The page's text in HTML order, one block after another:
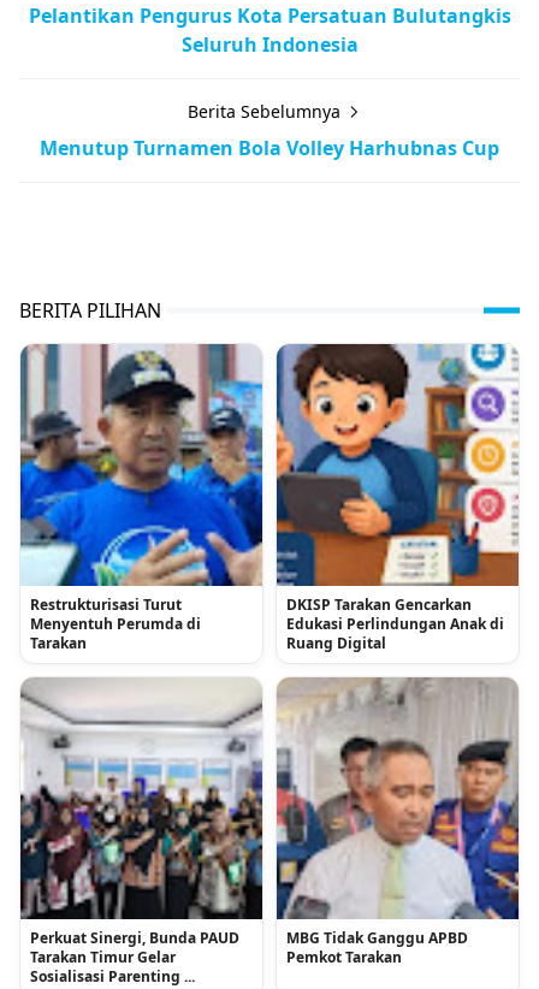
Pelantikan Pengurus Kota Persatuan Bulutangkis
Seluruh Indonesia
Berita Sebelumnya
Menutup Turnamen Bola Volley Harhubnas Cup
BERITA PILIHAN
Restrukturisasi Turut
Menyentuh Perumda di
Tarakan
DKISP Tarakan Gencarkan
Edukasi Perlindungan Anak di
Ruang Digital
Perkuat Sinergi, Bunda PAUD
Tarakan Timur Gelar
Sosialisasi Parenting ...
MBG Tidak Ganggu APBD
Pemkot Tarakan